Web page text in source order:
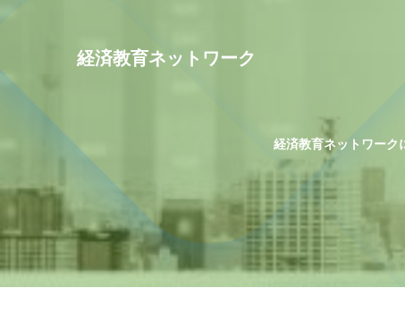
ン
プ
経済教育ネットワーク
経済教育ネットワーク